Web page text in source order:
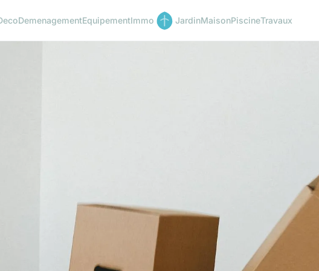
DemenagementEquipementImmo JardinMaisonPiscineTravaux